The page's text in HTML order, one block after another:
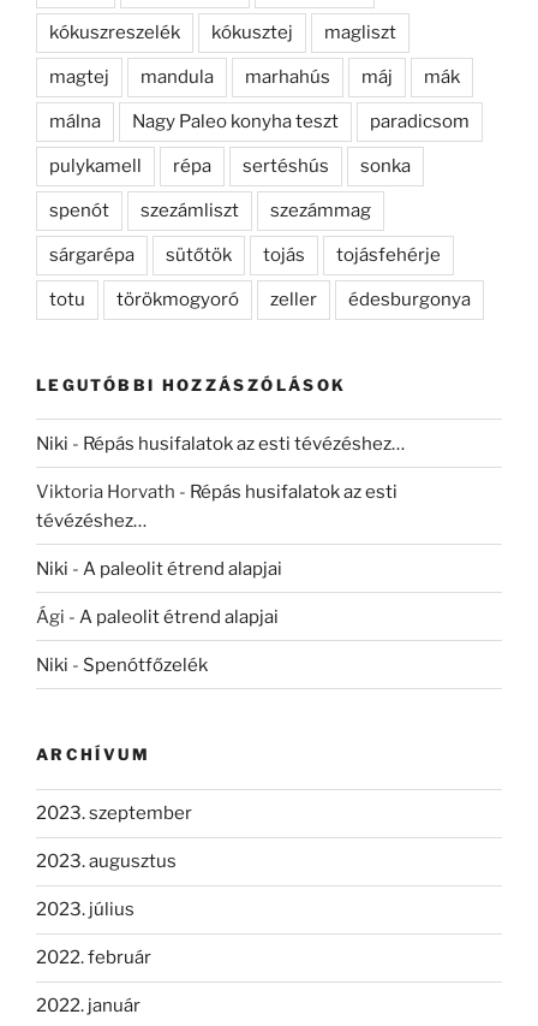
kókuszreszelék kókusztej magliszt
magtej mandula marhahús máj mák
málna Nagy Paleo konyha teszt paradicsom
pulykamell répa sertéshús sonka
spenót szezámliszt szezámmag
sárgarépa sütőtök tojás tojásfehérje
totu törökmogyoró zeller édesburgonya
LEGUTÓBBI HOZZÁSZÓLÁSOK
Niki - Répás husifalatok az esti tévézéshez…
Viktoria Horvath - Répás husifalatok az esti
tévézéshez…
Niki - A paleolit étrend alapjai
Ági - A paleolit étrend alapjai
Niki - Spenótfőzelék
ARCHÍVUM
2023. szeptember
2023. augusztus
2023. július
2022. február
2022. január